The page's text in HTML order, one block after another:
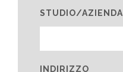
STUDIO/AZIENDA
INDIRIZZO